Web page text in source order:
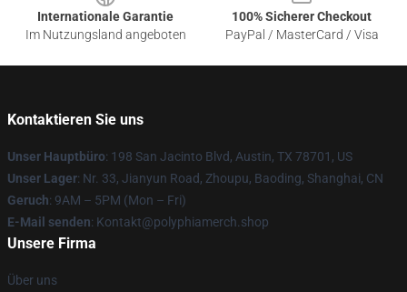
Internationale Garantie
Im Nutzungsland angeboten
100% Sicherer Checkout
PayPal / MasterCard / Visa
Kontaktieren Sie uns
Unser Hauptbüro: 198 San Jacinto Blvd, Austin, TX 78701, US
Unser Lager: Nr. 33, Jianyun Road, Zhoupu, Baoding, Shanghai, CN
Geruch: 9AM – 5PM (Mon – Fri)
E-Mail senden: Kontakt@polyphiamerch.shop
Unsere Firma
Über uns